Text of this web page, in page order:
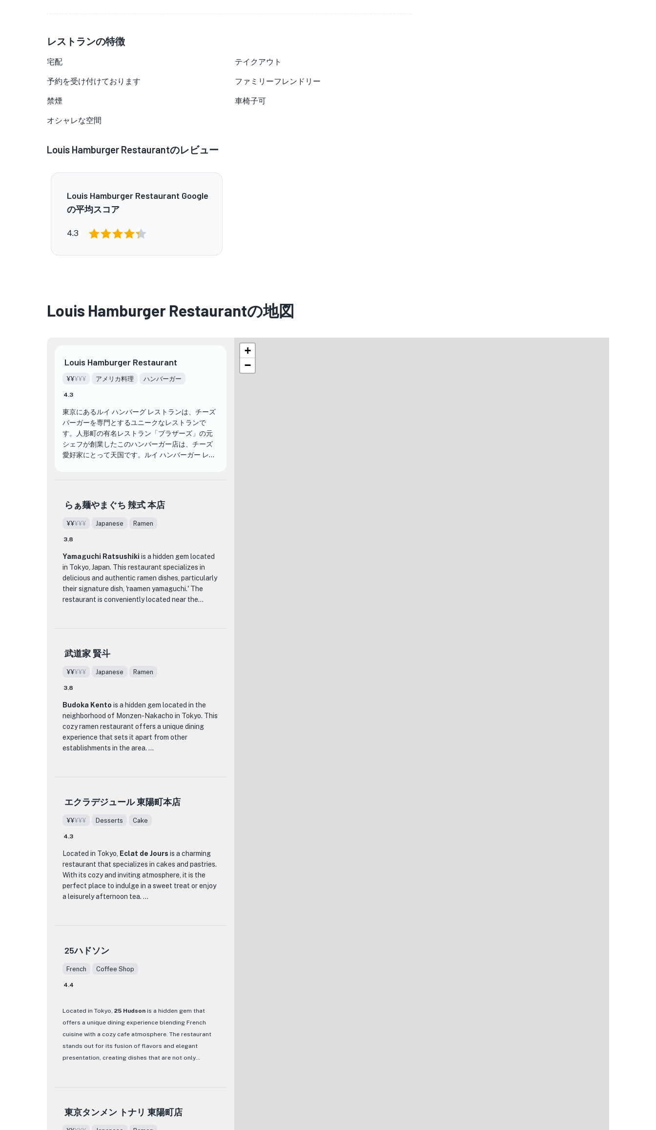
レストランの特徴
宅配 テイクアウト
予約を受け付けております ファミリーフレンドリー
禁煙 車椅子可
オシャレな空間
Louis Hamburger Restaurantのレビュー
Louis Hamburger Restaurant Google
の平均スコア
4.3
Louis Hamburger Restaurantの地図
Louis Hamburger Restaurant
¥¥¥¥¥ アメリカ料理 ハンバーガー
4.3
東京にあるルイ ハンバーグ レストランは、チーズ
バーガーを専門とするユニークなレストランで
す。人形町の有名レストラン「ブラザーズ」の元
シェフが創業したこのハンバーガー店は、チーズ
愛好家にとって天国です。ルイ ハンバーガー レス
ハンバーガー愛好家を満足させるさまざまなチー
ズ入りハンバーガーが揃っています。代表作のひ
妙なバランスで組み合わせた逸品。おいしいハン
の味を完璧に引き立てるクラフトビールや厳選さ
れたウィスキーも取り揃えています。
Louis Hamburger Restaurant のインテリアは、素
朴で西洋風の雰囲気が特徴で、ゲストがグルメ バ
おり、どなたでもご満足いただけます。
東京でユニークで満足のいくハンバーガー体験を
ー レストランが最適の場所です。創造的なチーズ
バーガーを味わい、さわやかなクラフトビールを
飲みながら、このチーズバーガー天国の温かく歓
迎的な雰囲気に浸ってください。
らぁ麺やまぐち 辣式 本店
¥¥¥¥¥ Japanese Ramen
3.8
Yamaguchi Ratsushiki is a hidden gem located
in Tokyo, Japan. This restaurant specializes in
delicious and authentic ramen dishes, particularly
their signature dish, 'raamen yamaguchi.' The
restaurant is conveniently located near the
other ramen establishments is their unique
rich and flavorful, with a perfect balance of
savory and umami notes. The noodles are cooked
pairs perfectly with the broth. Each bowl of
ramen is topped with a variety of toppings,
including tender slices of chashu pork, marinated
bamboo shoots, and a perfectly cooked soft-
boiled egg.
staff are always ready to assist with any
ramen enthusiast or simply looking to try
something new, Yamaguchi Ratsushiki is a must-
delicious ramen experience.
武道家 賢斗
¥¥¥¥¥ Japanese Ramen
3.8
Budoka Kento is a hidden gem located in the
neighborhood of Monzen-Nakacho in Tokyo. This
cozy ramen restaurant offers a unique dining
experience that sets it apart from other
establishments in the area.
you'll be greeted by the aroma of simmering broth
staff will guide you to your seat, where you can
admire the beautiful wooden furnishings and the
Now, let's talk about the star of the show - the
ramen. Budoka Kento specializes in serving
authentic, flavorful bowls of ramen that will
leave you craving for more. Their signature dish is
chashu pork, marinated bamboo shoots, and a
harmonious blend of flavors and textures that
will transport you to the streets of Tokyo.
ramen options, such as Shoyu Ramen and Miso
Ramen, each with its own unique twist.
Vegetarian and gluten-free options are also
available, ensuring that everyone can enjoy a
Budoka Kento is a must-visit destination. With its
エクラデジュール 東陽町本店
¥¥¥¥¥ Desserts Cake
4.3
Located in Tokyo, Eclat de Jours is a charming
restaurant that specializes in cakes and pastries.
With its cozy and inviting atmosphere, it is the
perfect place to indulge in a sweet treat or enjoy
a leisurely afternoon tea.
cake and pastry is meticulously crafted with
flavors but also beautiful works of art. From
delicate macarons to decadent chocolate cakes,
One of the standout menu items at Eclat de Jours
is their signature cake, the 'Eclat de Jours
Special.' This cake is a true masterpiece,
featuring layers of moist sponge cake, creamy
filling, and a perfectly balanced sweetness. It is a
Jours is the place to be. With its delectable
25ハドソン
French Coffee Shop
4.4
Located in Tokyo, 25 Hudson is a hidden gem that
offers a unique dining experience blending French
cuisine with a cozy cafe atmosphere. The restaurant
stands out for its fusion of flavors and elegant
presentation, creating dishes that are not only
Step into 25 Hudson and be greeted by a charming
東京タンメン トナリ 東陽町店
+
−